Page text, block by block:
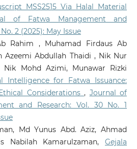
MSS2515 Via Halal Material
of Fatwa Management and
2 (2025): May Issue
Rahim , Muhamad Firdaus Ab
Azeemi Abdullah Thaidi , Nik Nur
Nik Mohd Azimi, Munawar Rizki
Intelligence for Fatwa Issuance:
Considerations, Journal of
and Research: Vol. 30 No. 1
Md Yunus Abd. Aziz, Ahmad
Nabilah Kamarulzaman,Gejala